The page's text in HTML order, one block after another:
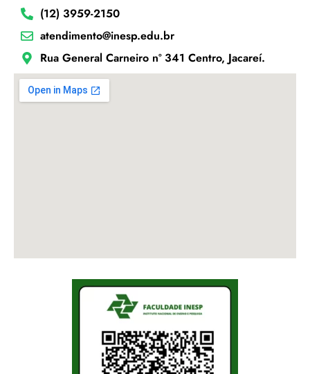
(12) 3959-2150
atendimento@inesp.edu.br
Rua General Carneiro nº 341 Centro, Jacareí.